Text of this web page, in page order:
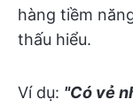
hàng tiềm
thấu hiểu.
Ví dụ: "Có vẻ